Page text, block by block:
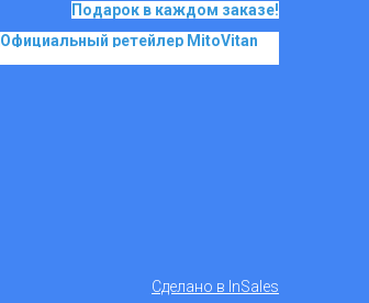
Подарок в каждом заказе!
Официальный ретейлер MitoVitan
Сделано в InSales